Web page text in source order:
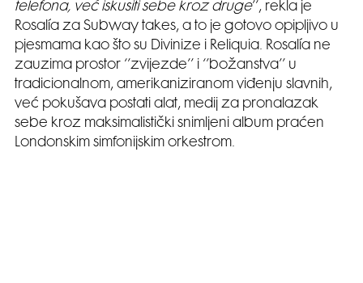
telefona, već iskusiti sebe kroz druge’’, rekla je
Rosalía za Subway takes, a to je gotovo opipljivo u
pjesmama kao što su Divinize i Reliquia. Rosalía ne
zauzima prostor ‘’zvijezde’’ i ‘’božanstva’’ u
tradicionalnom, amerikaniziranom viđenju slavnih,
već pokušava postati alat, medij za pronalazak
sebe kroz maksimalistički snimljeni album praćen
Londonskim simfonijskim orkestrom.